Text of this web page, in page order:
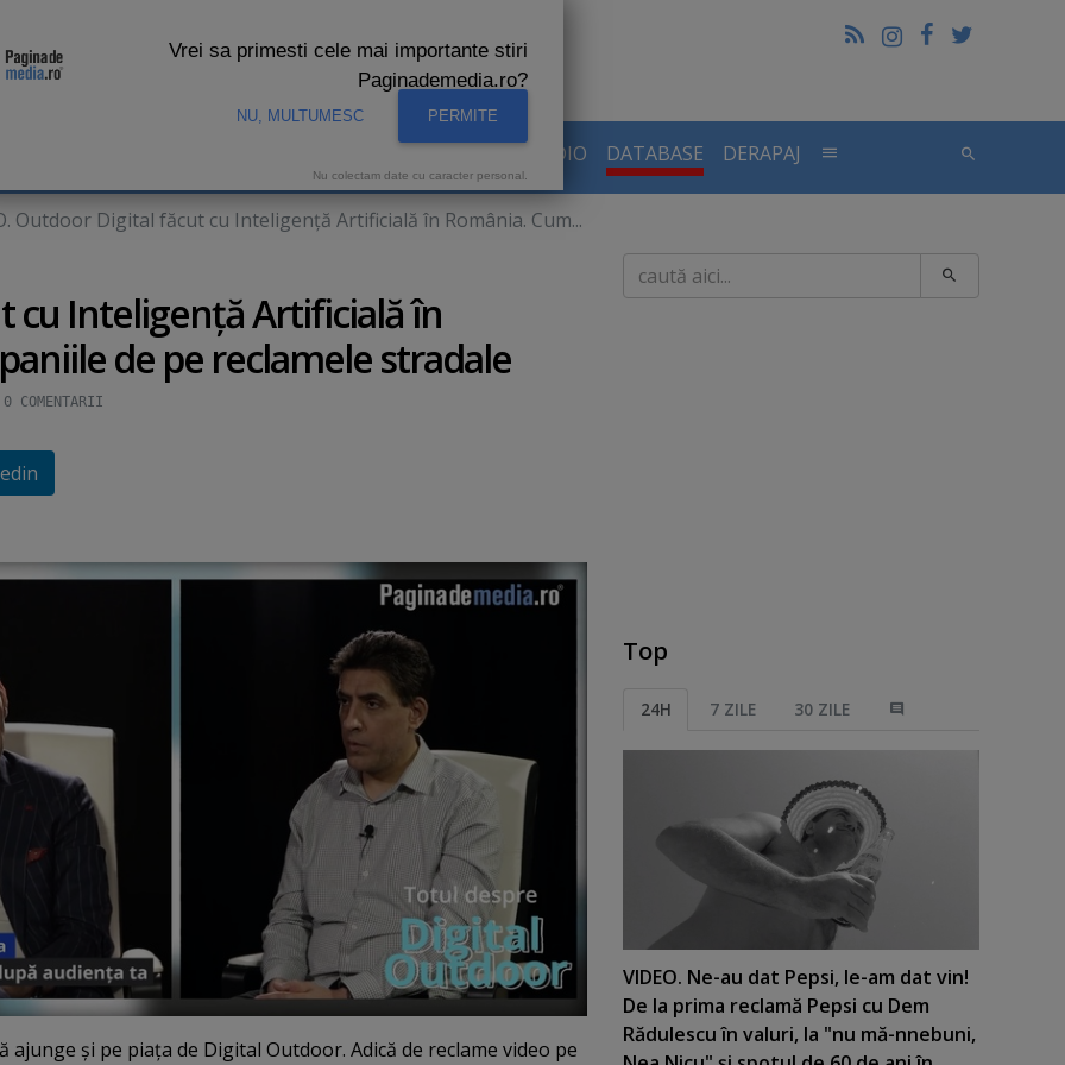
AUDIENTE RADIO DATABASE DERAPAJ
Outdoor Digital făcut cu Inteligenţă Artificială în România. Cum...
cu Inteligenţă Artificială în
de pe reclamele stradale
0 COMENTARII
ajunge şi pe piaţa de Digital Outdoor. Adică de reclame video pe
Caută
Top
24H 7 ZILE 30 ZILE
VIDEO. Ne-au dat Pepsi, le-am dat vin!
De la prima reclamă Pepsi cu Dem
Rădulescu în valuri, la "nu mă-nnebuni,
Vrei sa primesti cele mai importante stiri
Paginademedia.ro?
NU, MULTUMESC PERMITE
Nu colectam date cu caracter personal.